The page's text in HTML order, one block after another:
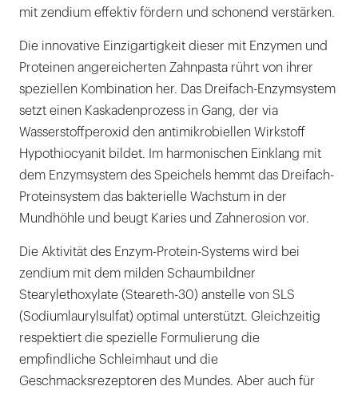
mit zendium effektiv fördern und schonend verstärken.
Die innovative Einzigartigkeit dieser mit Enzymen und
Proteinen angereicherten Zahnpasta rührt von ihrer
speziellen Kombination her. Das Dreifach-Enzymsystem
setzt einen Kaskadenprozess in Gang, der via
Wasserstoffperoxid den antimikrobiellen Wirkstoff
Hypothiocyanit bildet. Im harmonischen Einklang mit
dem Enzymsystem des Speichels hemmt das Dreifach-
Proteinsystem das bakterielle Wachstum in der
Mundhöhle und beugt Karies und Zahnerosion vor.
Die Aktivität des Enzym-Protein-Systems wird bei
zendium mit dem milden Schaumbildner
Stearylethoxylate (Steareth-30) anstelle von SLS
(Sodiumlaurylsulfat) optimal unterstützt. Gleichzeitig
respektiert die spezielle Formulierung die
empfindliche Schleimhaut und die
Geschmacksrezeptoren des Mundes. Aber auch für